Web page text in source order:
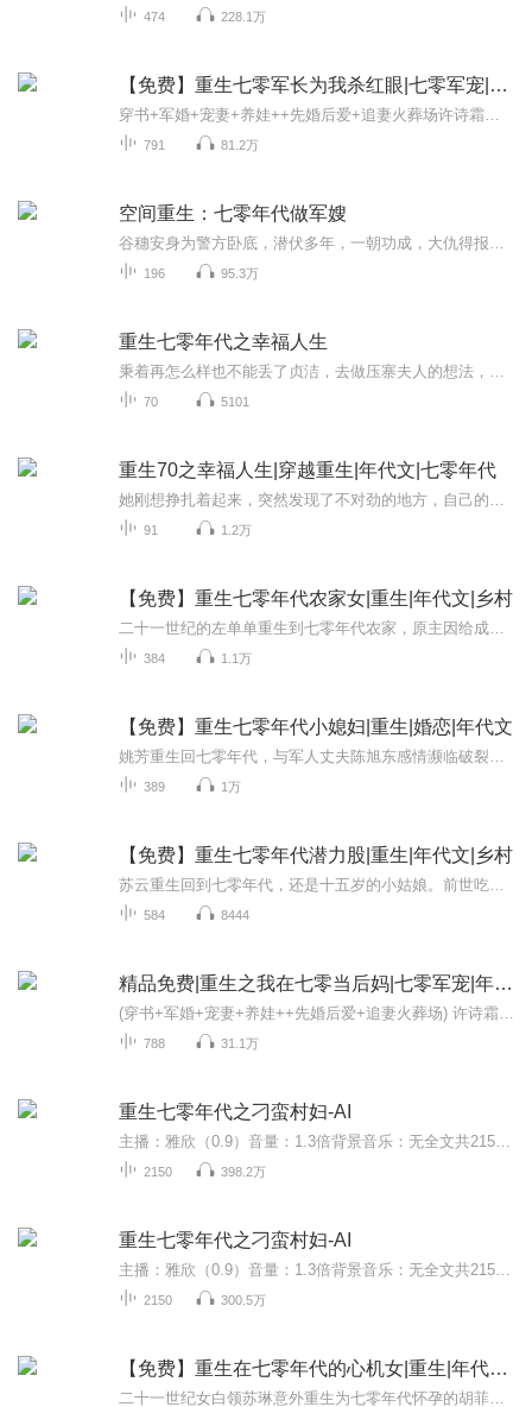
474 228.1万
【免费】重生七零军长为我杀红眼|七零军宠|年代重生
791 81.2万
空间重生：七零年代做军嫂
196 95.3万
重生七零年代之幸福人生
70 5101
重生70之幸福人生|穿越重生|年代文|七零年代
91 1.2万
【免费】重生七零年代农家女|重生|年代文|乡村
384 1.1万
【免费】重生七零年代小媳妇|重生|婚恋|年代文
389 1万
【免费】重生七零年代潜力股|重生|年代文|乡村
584 8444
精品免费|重生之我在七零当后妈|七零军宠|年代重生
788 31.1万
重生七零年代之刁蛮村妇-AI
2150 398.2万
重生七零年代之刁蛮村妇-AI
2150 300.5万
【免费】重生在七零年代的心机女|重生|年代文|美食